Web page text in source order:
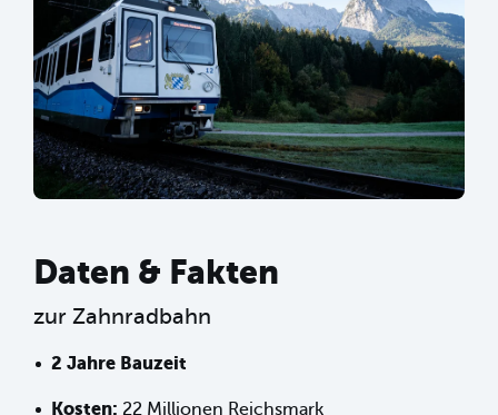
Daten & Fakten
zur Zahnradbahn
2 Jahre Bauzeit
Kosten: 22 Millionen Reichsmark